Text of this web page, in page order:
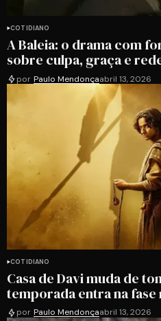
COTIDIANO
A Baleia: o drama com
sobre culpa, graça e
por Paulo Mendonçaabril 13, 2026
COTIDIANO
Casa de Davi muda de
temporada entra na fase
por Paulo Mendonçaabril 13, 2026